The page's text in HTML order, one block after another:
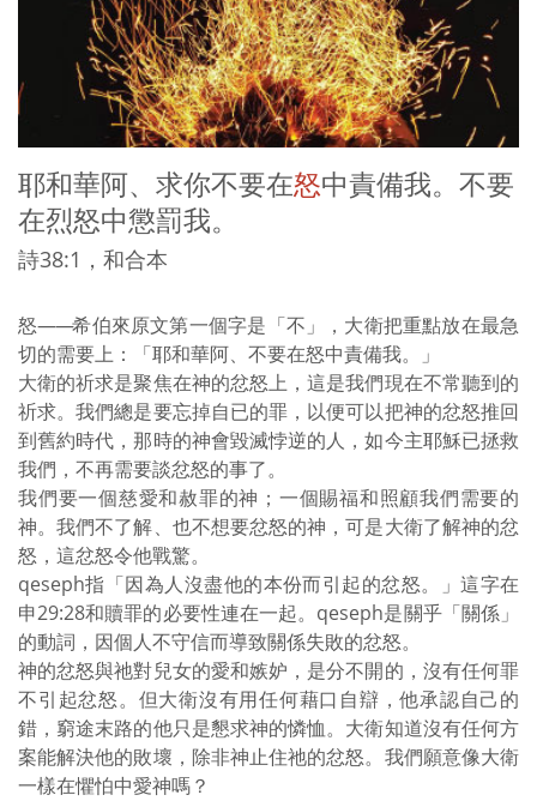
耶和華阿、求你不要在怒中責備我。不要
在烈怒中懲罰我。
詩38:1，和合本
怒——希伯來原文第一個字是「不」，大衛把重點放在最急
切的需要上：「耶和華阿、不要在怒中責備我。」
大衛的祈求是聚焦在神的忿怒上，這是我們現在不常聽到的
祈求。我們總是要忘掉自已的罪，以便可以把神的忿怒推回
到舊約時代，那時的神會毀滅悖逆的人，如今主耶穌已拯救
我們，不再需要談忿怒的事了。
我們要一個慈愛和赦罪的神；一個賜福和照顧我們需要的
神。我們不了解、也不想要忿怒的神，可是大衛了解神的忿
怒，這忿怒令他戰驚。
qeseph指「因為人沒盡他的本份而引起的忿怒。」這字在
申29:28和贖罪的必要性連在一起。qeseph是關乎「關係」
的動詞，因個人不守信而導致關係失敗的忿怒。
神的忿怒與祂對兒女的愛和嫉妒，是分不開的，沒有任何罪
不引起忿怒。但大衛沒有用任何藉口自辯，他承認自己的
錯，窮途末路的他只是懇求神的憐恤。大衛知道沒有任何方
案能解決他的敗壞，除非神止住祂的忿怒。我們願意像大衛
一樣在懼怕中愛神嗎？